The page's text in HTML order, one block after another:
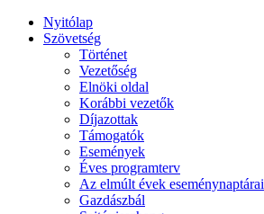
Nyitólap
Szövetség
Történet
Vezetőség
Elnöki oldal
Korábbi vezetők
Díjazottak
Támogatók
Események
Éves programterv
Az elmúlt évek eseménynaptárai
Gazdászbál